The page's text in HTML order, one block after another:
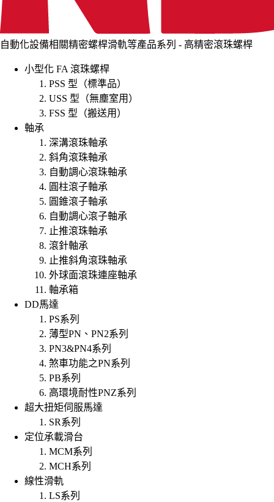
自動化設備相關精密螺桿滑軌等產品系列 - 高精密滾珠螺桿
小型化 FA 滾珠螺桿
PSS 型（標準品）
USS 型（無塵室用）
FSS 型（搬送用）
軸承
深溝滾珠軸承
斜角滾珠軸承
自動調心滾珠軸承
圓柱滾子軸承
圓錐滾子軸承
自動調心滾子軸承
止推滾珠軸承
滾針軸承
止推斜角滾珠軸承
外球面滾珠連座軸承
軸承箱
DD馬達
PS系列
薄型PN、PN2系列
PN3&PN4系列
煞車功能之PN系列
PB系列
高環境耐性PNZ系列
超大扭矩伺服馬達
SR系列
定位承載滑台
MCM系列
MCH系列
線性滑軌
LS系列